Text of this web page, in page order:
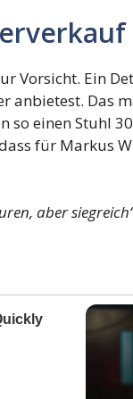
Vorsicht. Ein
Das
so einen Stuhl
für Markus
aber